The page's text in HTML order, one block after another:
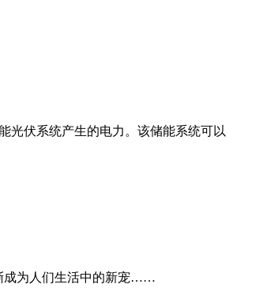
光伏系统产生的电力。该储能系统可以
成为人们生活中的新宠……